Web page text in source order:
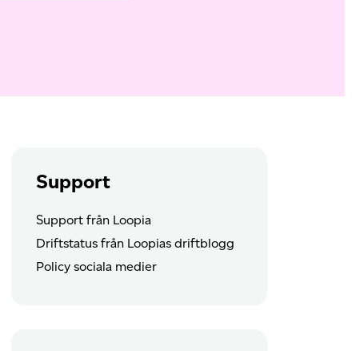
Support
Support från Loopia
Driftstatus från Loopias driftblogg
Policy sociala medier